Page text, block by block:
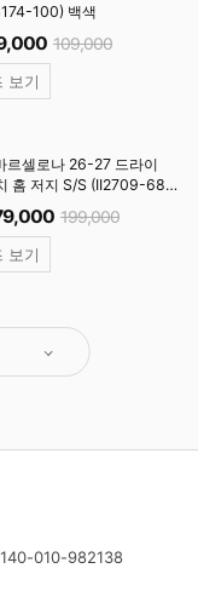
100) 백색
109,000
보기
르셀로나 26-27 드라이
홈 저지 S/S (II2709-683)
199,000
보기
140-010-982138